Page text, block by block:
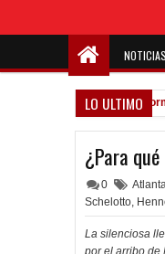
NOTICIAS
LO ULTIMO
la espera de la oferta formal
¿Para
0
Schelotto,
La silenciosa
por el arribo de